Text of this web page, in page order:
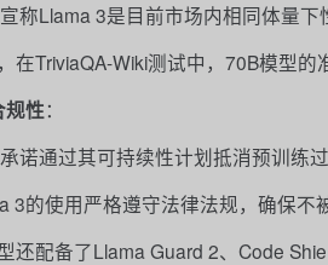
称Llama 3是目前市场内相同体量下
在TriviaQA-Wiki测试中，70B模型
规性：
诺通过其可持续性计划抵消预训练
3的使用严格遵守法律法规，确保
还配备了Llama Guard 2、Code